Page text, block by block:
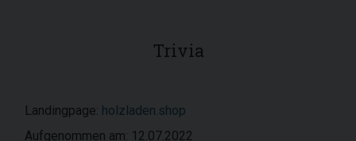
Trivia
Landingpage: holzladen.shop
Aufgenommen am: 12.07.2022